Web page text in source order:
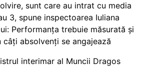
sunt care au intrat cu media
3, spune inspectoarea Iuliana
Performanța trebuie măsurată și
câți absolvenți se angajează
interimar al Muncii Dragos